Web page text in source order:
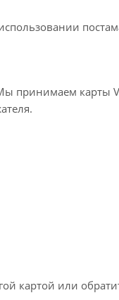
карты
картой или